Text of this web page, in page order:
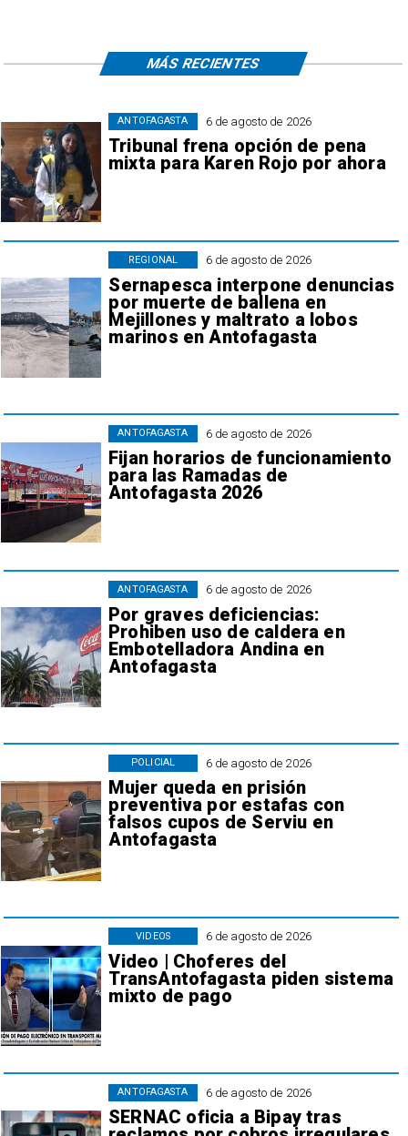
6 de agosto de 2026
Tribunal frena opción de pena
mixta para Karen Rojo por ahora
ANTOFAGASTA
6 de agosto de 2026
Sernapesca interpone denuncias
por muerte de ballena en
Mejillones y maltrato a lobos
marinos en Antofagasta
REGIONAL
6 de agosto de 2026
Fijan horarios de funcionamiento
para las Ramadas de
Antofagasta 2026
ANTOFAGASTA
6 de agosto de 2026
Por graves deficiencias:
Prohiben uso de caldera en
Embotelladora Andina en
Antofagasta
ANTOFAGASTA
6 de agosto de 2026
Mujer queda en prisión
preventiva por estafas con
falsos cupos de Serviu en
Antofagasta
POLICIAL
6 de agosto de 2026
Video | Choferes del
TransAntofagasta piden sistema
mixto de pago
VIDEOS
6 de agosto de 2026
SERNAC oficia a Bipay tras
ANTOFAGASTA
MÁS RECIENTES